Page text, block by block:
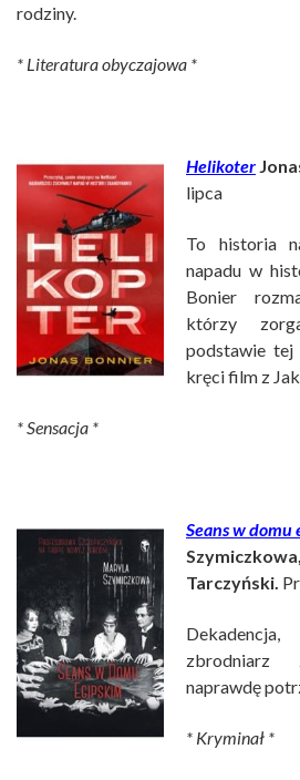
rodziny.
* Literatura obyczajowa *
Helikoter
lipca
To historia
napadu w
Bonier
którzy
podstawie tej
kręci film z
* Sensacja *
Seans w domu
Tarczyński.
naprawdę
* Kryminał *